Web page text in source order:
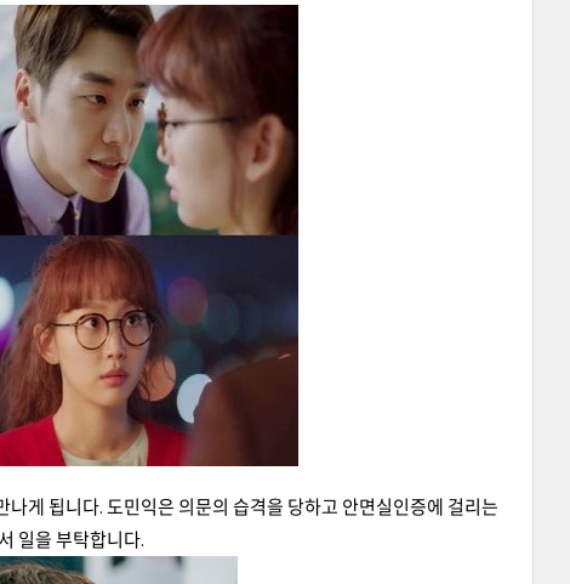
게 됩니다. 도민익은 의문의 습격을 당하고 안면실인증에 걸리는
일을 부탁합니다.